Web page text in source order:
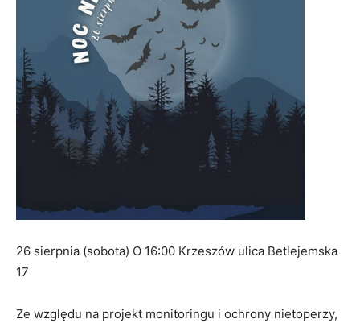
26 sierpnia (sobota) O 16:00 Krzeszów ulica Betlejemska
17
Ze względu na projekt monitoringu i ochrony nietoperzy,